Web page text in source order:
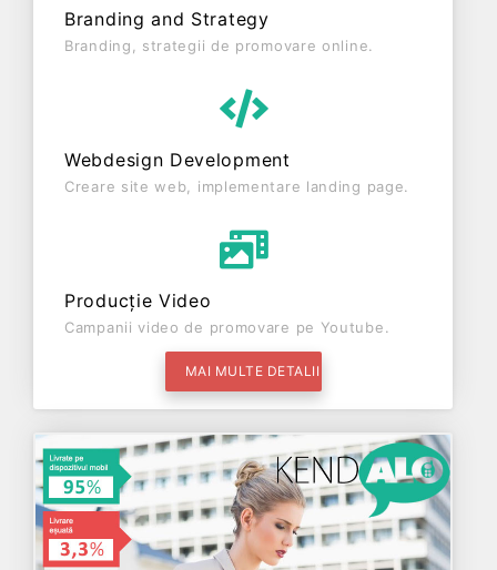
Branding and Strategy
Branding, strategii de promovare online.
Webdesign Development
Creare site web, implementare landing page.
Producție Video
Campanii video de promovare pe Youtube.
MAI MULTE DETALII